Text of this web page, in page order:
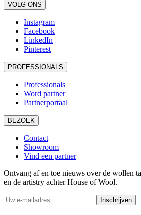
VOLG ONS
Instagram
Facebook
LinkedIn
Pinterest
PROFESSIONALS
Professionals
Word partner
Partnerportaal
BEZOEK
Contact
Showroom
Vind een partner
Ontvang af en toe nieuws over de wollen
en de artistry achter House of Wool.
Inschrijven